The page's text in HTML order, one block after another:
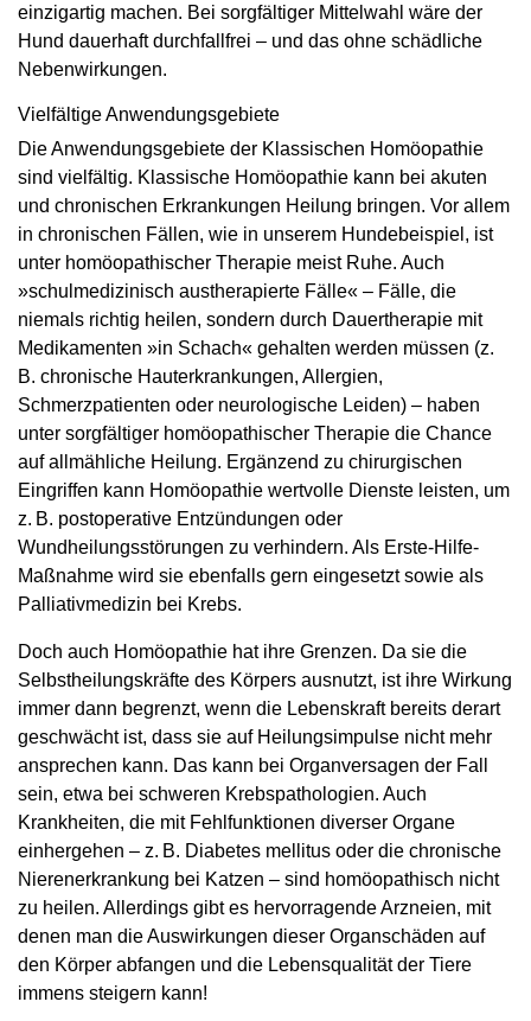
einzigartig machen. Bei sorgfältiger Mittelwahl wäre der
Hund dauerhaft durchfallfrei – und das ohne schädliche
Nebenwirkungen.
Vielfältige Anwendungsgebiete
Die Anwendungsgebiete der Klassischen Homöopathie
sind vielfältig. Klassische Homöopathie kann bei akuten
und chronischen Erkrankungen Heilung bringen. Vor allem
in chronischen Fällen, wie in unserem Hundebeispiel, ist
unter homöopathischer Therapie meist Ruhe. Auch
»schulmedizinisch austherapierte Fälle« – Fälle, die
niemals richtig heilen, sondern durch Dauer­therapie mit
Medikamenten »in Schach« gehalten werden müssen (z.
B. chronische Haut­erkrankungen, Allergien,
Schmerzpatienten oder neurologische Leiden) – haben
unter sorgfältiger homöopathischer Therapie die Chance
auf allmähliche Heilung. Ergänzend zu chirurgischen
Eingriffen kann Homöopathie wertvolle Dienste leisten, um
z. B. postoperative Entzündungen oder
Wundheilungsstörungen zu verhindern. Als Erste-Hilfe-
Maßnahme wird sie ebenfalls gern eingesetzt sowie als
Palliativmedizin bei Krebs.
Doch auch Homöopathie hat ihre Grenzen. Da sie die
Selbstheilungskräfte des Körpers ausnutzt, ist ihre Wirkung
immer dann begrenzt, wenn die Lebenskraft bereits derart
geschwächt ist, dass sie auf Heilungsimpulse nicht mehr
ansprechen kann. Das kann bei Organversagen der Fall
sein, etwa bei schweren Krebspathologien. Auch
Krankheiten, die mit Fehlfunktionen diverser Organe
einhergehen – z. B. Diabetes mellitus oder die chronische
Nierenerkrankung bei Katzen – sind homöopathisch nicht
zu heilen. Allerdings gibt es hervorragende Arzneien, mit
denen man die Auswirkungen dieser Organschäden auf
den Körper abfangen und die Lebensqualität der Tiere
immens steigern kann!